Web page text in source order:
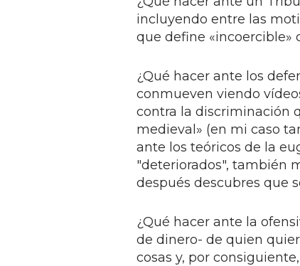
incluyendo entre las
que define «incoercible»
¿Qué hacer ante los
conmueven viendo
contra la discriminación
medieval» (en mi caso
ante los teóricos de la
"deteriorados", también
después descubres que
¿Qué hacer ante la
de dinero- de quien
cosas y, por